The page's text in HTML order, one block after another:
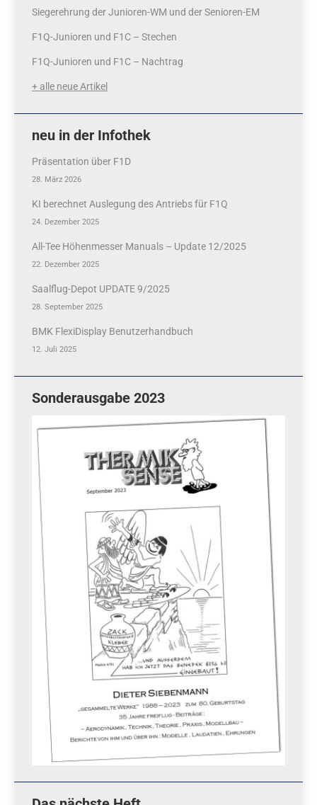
Siegerehrung der Junioren-WM und der Senioren-EM
F1Q-Junioren und F1C – Stechen
F1Q-Junioren und F1C – Nachtrag
+ alle neue Artikel
neu in der Infothek
Präsentation über F1D
28. März 2026
KI berechnet Auslegung des Antriebs für F1Q
24. Dezember 2025
All-Tee Höhenmesser Manuals – Update 12/2025
22. Dezember 2025
Saalflug-Depot UPDATE 9/2025
28. September 2025
BMK FlexiDisplay Benutzerhandbuch
12. Juli 2025
Sonderausgabe 2023